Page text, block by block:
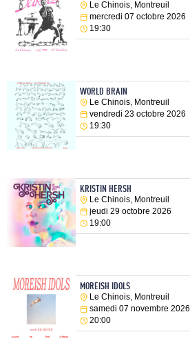
Le Chinois, Montreuil
mercredi 07 octobre 2026
19:30
WORLD BRAIN
Le Chinois, Montreuil
vendredi 23 octobre 2026
19:30
KRISTIN HERSH
Le Chinois, Montreuil
jeudi 29 octobre 2026
19:00
MOREISH IDOLS
Le Chinois, Montreuil
samedi 07 novembre 2026
20:00